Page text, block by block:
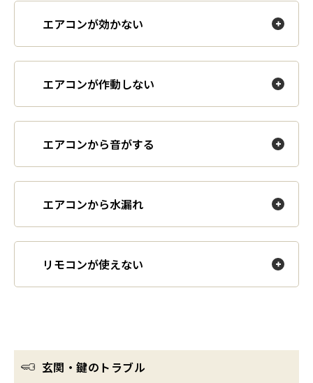
エアコンが効かない
エアコンが作動しない
エアコンから音がする
エアコンから水漏れ
リモコンが使えない
玄関・鍵のトラブル